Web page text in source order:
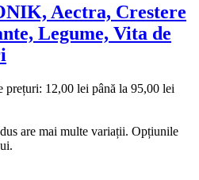
Aectra, Crestere
Legume, Vita de
prețuri: 12,00 lei până la 95,00 lei
are mai multe variații. Opțiunile